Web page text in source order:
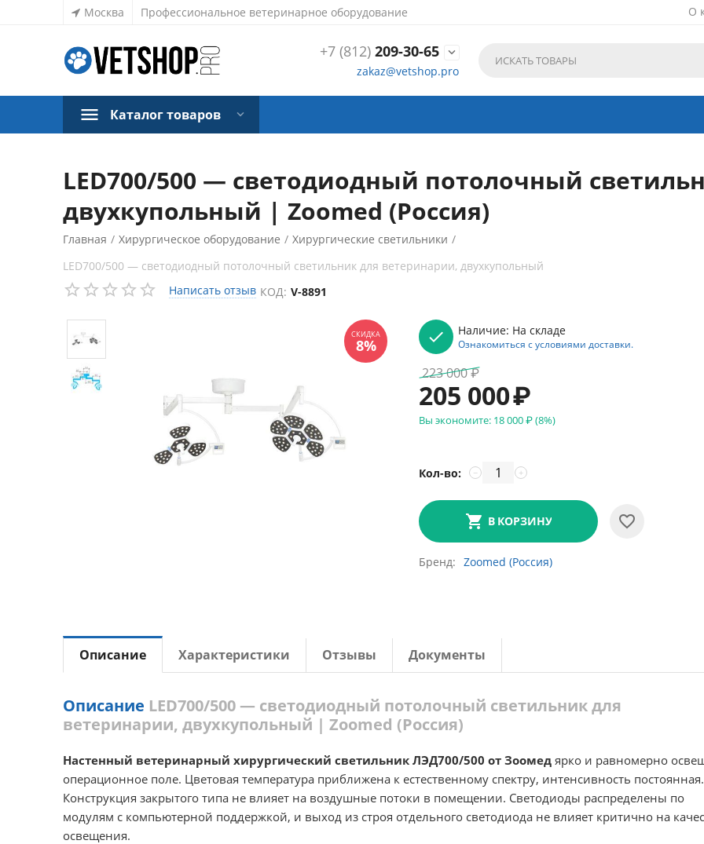
Москва Профессиональное ветеринарное оборудование О
+7 (812)209-30-65 
zakaz@vetshop.pro
Каталог товаров
LED700/500 — светодиодный потолочный
двухкупольный | Zoomed (Россия)
Главная / Хирургическое оборудование / Хирургические светильники /
LED700/500 — светодиодный потолочный светильник для ветеринарии, двухкупольный
Написать отзыв КОД: V-8891
СКИДКА
Наличие: На складе
Ознакомиться с условиями доставки.
223 000₽
205 000₽
Вы экономите: 18 000₽(8%)
Кол-во: +
−
В КОРЗИНУ
Бренд Zoomed (Россия)
Описание Характеристики Отзывы Документы
Описание LED700/500 — светодиодный потолочный светильник для
ветеринарии, двухкупольный | Zoomed (Россия)
Настенный ветеринарный хирургический светильник ЛЭД700/500 от Зоомед ярко и равномерно
операционное поле. Цветовая температура приближена к естественному спектру, интенсивность постоянная.
Конструкция закрытого типа не влияет на воздушные потоки в помещении. Светодиоды распределены по
модулям с компьютерной поддержкой, и выход из строя отдельного светодиода не влияет критично на
освещения.